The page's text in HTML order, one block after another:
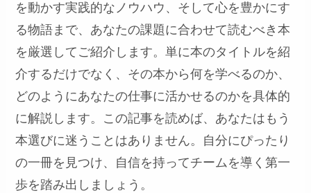
を動かす実践的なノウハウ、そして心を豊かにす
る物語まで、あなたの課題に合わせて読むべき本
を厳選してご紹介します。単に本のタイトルを紹
介するだけでなく、その本から何を学べるのか、
どのようにあなたの仕事に活かせるのかを具体的
に解説します。この記事を読めば、あなたはもう
本選びに迷うことはありません。自分にぴったり
の一冊を見つけ、自信を持ってチームを導く第一
歩を踏み出しましょう。